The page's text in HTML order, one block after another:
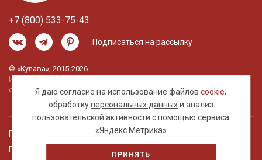
Я даю согласие на использование файловcookie,
обработкуперсональных данныхи анализ
пользовательской активности с помощью сервиса
«Яндекс.Метрика»
ПРИНЯТЬ
+7 (800) 533-75-43
Подписаться на рассылку
© «Купава», 2015-2026
Информация на сайте не является публичной
офертой.
Правовая информация
Политика обработки персональных данных